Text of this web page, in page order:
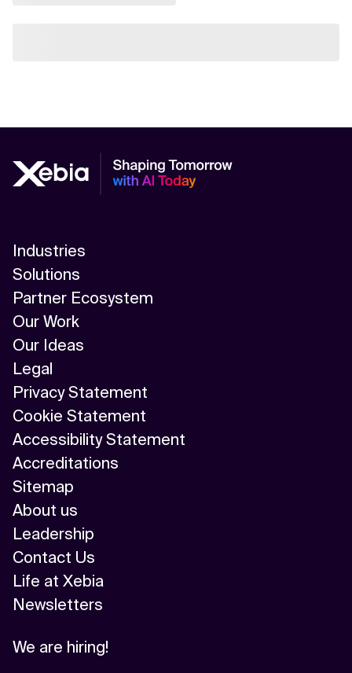
Industries
Solutions
Partner Ecosystem
Our Work
Our Ideas
Legal
Privacy Statement
Cookie Statement
Accessibility Statement
Accreditations
Sitemap
About us
Leadership
Contact Us
Life at Xebia
Newsletters
We are hiring!